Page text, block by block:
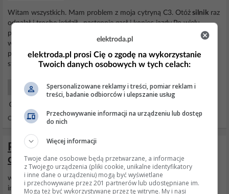
Witam wszystkich. Mam problem z moja cytryną C3. Otóż silnik raz
odpalał i trochę jeździł , następnie gasł i koniec jazdy.Po wielu
próbach badaniach wyszło na to, że siadł
silnika/tak też
wyświetlał komputer w samochodzie/ Po konsultacjach
postanowiłem zakupić zestaw do odpalenia tj.sterownik. BSI i
stacyjkę.Po zamontowaniusilnik odpalił...
Samochody Elektryka i elektronika
Odpowiedzi: 4 Wyświetleń: 1419
Programowanie/kodowanie pilota
centralne zamka citroen saxo
witam Czy jest mozliwosc dopasowania pilota docitroena
innego egzemplarza Czy sposob podany w tym watku zadziala?
elektroda.pl
elektroda.pl prosi Cię o zgodę na wykorzystanie
Twoich danych osobowych w tych celach:
Spersonalizowane reklamy i treści, pomiar reklam i
treści, badanie odbiorców i ulepszanie usług
Przechowywanie informacji na urządzeniu lub dostęp
do nich
Więcej informacji
Twoje dane osobowe będą przetwarzane, a informacje
z Twojego urządzenia (pliki cookie, unikalne identyfikatory
i inne dane o urządzeniu) mogą być wyświetlane
i przechowywane przez 201 partnerów lub udostępniane im.
Mogą też być wykorzystywane przez tę witrynę. My i nasi